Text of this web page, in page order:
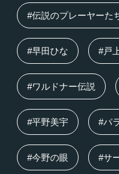
#伝説のプレーヤーた
#早田ひな #戸
#ワルドナー伝説
#平野美宇 #パ
#今野の眼 #サ